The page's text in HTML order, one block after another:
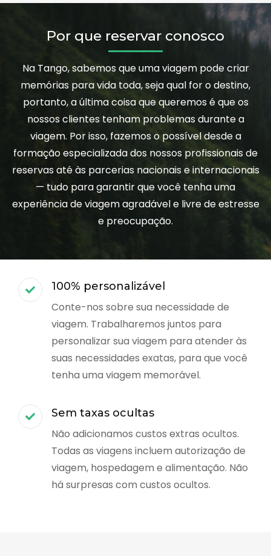
Por que reservar conosco
Na Tango, sabemos que uma viagem pode criar
memórias para vida toda, seja qual for o destino,
portanto, a última coisa que queremos é que os
nossos clientes tenham problemas durante a
viagem. Por isso, fazemos o possível desde a
formação especializada dos nossos profissionais de
reservas até às parcerias nacionais e internacionais
— tudo para garantir que você tenha uma
experiência de viagem agradável e livre de estresse
e preocupação.
100% personalizável
Conte-nos sobre sua necessidade de
viagem. Trabalharemos juntos para
personalizar sua viagem para atender às
suas necessidades exatas, para que você
tenha uma viagem memorável.
Sem taxas ocultas
Não adicionamos custos extras ocultos.
Todas as viagens incluem autorização de
viagem, hospedagem e alimentação. Não
há surpresas com custos ocultos.